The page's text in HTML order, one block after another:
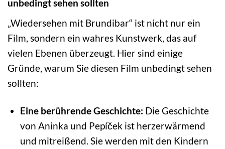
unbedingt sehen sollten
„Wiedersehen mit Brundibar“ ist nicht nur ein
Film, sondern ein wahres Kunstwerk, das auf
vielen Ebenen überzeugt. Hier sind einige
Gründe, warum Sie diesen Film unbedingt sehen
sollten:
Eine berührende Geschichte: Die Geschichte
von Aninka und Pepíček ist herzerwärmend
und mitreißend. Sie werden mit den Kindern